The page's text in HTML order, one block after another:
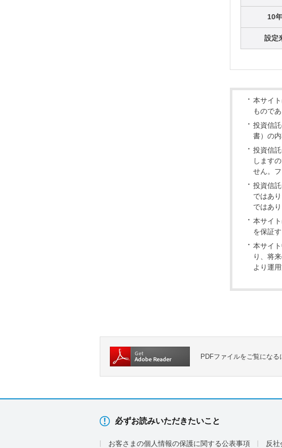
10年
設定
本サイ
もので
投資信
書）の
投資信
します
せん。
投資信
ではあ
ではあり
本サイ
を保証
本サイ
り、将
より運
PDFファイルをご覧にな
必ずお読みいただきたいこと
お客さまの個人情報の保護に関する公表事項 反